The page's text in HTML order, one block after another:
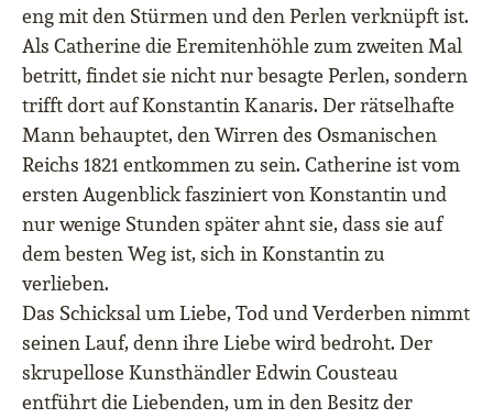
eng mit den Stürmen und den Perlen verknüpft ist.
Als Catherine die Eremitenhöhle zum zweiten Mal
betritt, findet sie nicht nur besagte Perlen, sondern
trifft dort auf Konstantin Kanaris. Der rätselhafte
Mann behauptet, den Wirren des Osmanischen
Reichs 1821 entkommen zu sein. Catherine ist vom
ersten Augenblick fasziniert von Konstantin und
nur wenige Stunden später ahnt sie, dass sie auf
dem besten Weg ist, sich in Konstantin zu
verlieben.
Das Schicksal um Liebe, Tod und Verderben nimmt
seinen Lauf, denn ihre Liebe wird bedroht. Der
skrupellose Kunsthändler Edwin Cousteau
entführt die Liebenden, um in den Besitz der